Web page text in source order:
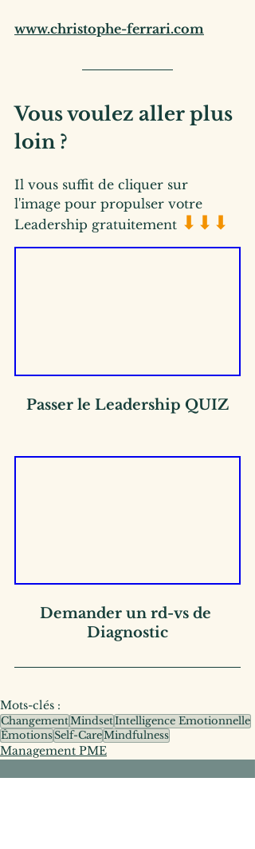
www.christophe-ferrari.com
Vous voulez aller plus
loin ?
Il vous suffit de cliquer sur
l'image pour propulser votre
Leadership gratuitement ⬇⬇⬇
Passer le Leadership QUIZ
Demander un rd-vs de
Diagnostic
Mots-clés :
ChangementMindsetIntelligence Emotionnelle
ÉmotionsSelf-CareMindfulness
Management PME